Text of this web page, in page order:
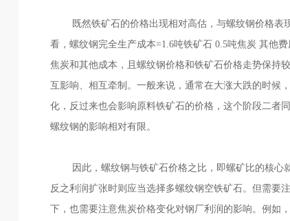
既然铁矿石的价格出现相对高估，与螺纹钢价格
看，螺纹钢完全生产成本=1.6吨铁矿石 0.5吨焦炭 其他
焦炭和其他成本，且螺纹钢价格和铁矿石价格走势保持
互影响、相互牵制。一般来说，通常在大涨大跌的时候
化，反过来也会影响原料铁矿石的价格，这个阶段二者
螺纹钢的影响相对有限。
因此，螺纹钢与铁矿石价格之比，即螺矿比的核心
反之利润扩张时则应当选择多螺纹钢空铁矿石。但需要
下，也需要注意焦炭价格变化对钢厂利润的影响。例如